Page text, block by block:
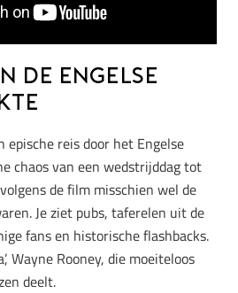
de Engelse
epische reis door het Engelse
chaos van een wedstrijddag tot
de film misschien wel de
Je ziet pubs, taferelen uit de
fans en historische flashbacks.
Wayne Rooney, die moeiteloos
deelt.